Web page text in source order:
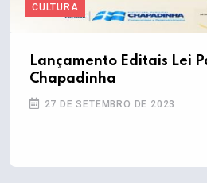
CULTURA
Lançamento Editais Lei
Chapadinha
27 DE SETEMBRO DE 2023